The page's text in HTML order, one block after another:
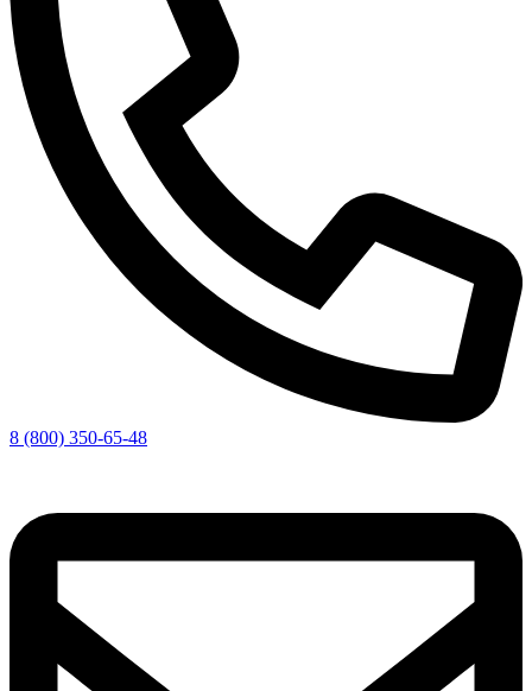
8 (800) 350-65-48